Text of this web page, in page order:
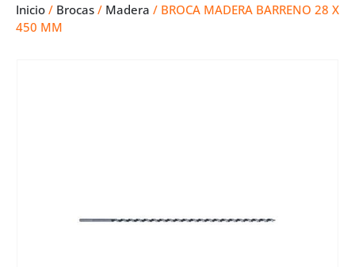
Inicio / Brocas / Madera / BROCA MADERA BARRENO 28 X
450 MM